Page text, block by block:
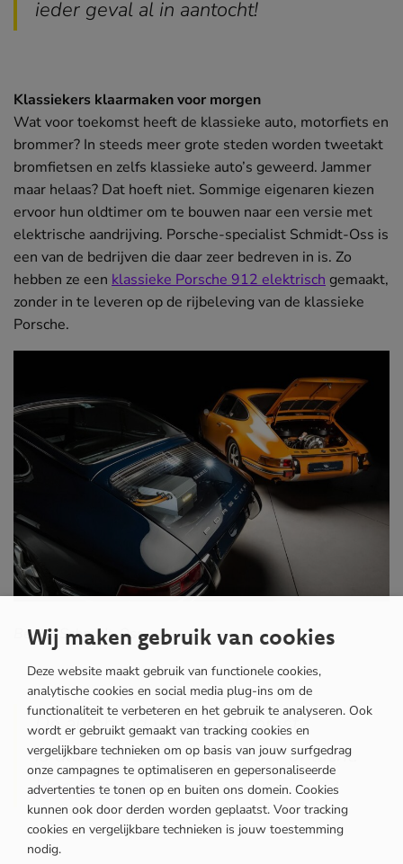
ieder geval al in aantocht!
Klassiekers klaarmaken voor morgen
Wat voor toekomst heeft de klassieke auto, motorfiets en
brommer? In steeds meer grote steden worden tweetakt
bromfietsen en zelfs klassieke auto’s geweerd. Jammer
maar helaas? Dat hoeft niet. Sommige eigenaren kiezen
ervoor hun oldtimer om te bouwen naar een versie met
elektrische aandrijving. Porsche-specialist Schmidt-Oss is
een van de bedrijven die daar zeer bedreven in is. Zo
hebben ze een klassieke Porsche 912 elektrisch (opent
in
venster)
gemaakt,
zonder in te leveren op de rijbeleving van de klassieke
Porsche.
Beeld: Schmidt-Oss
De autoband van de toekomst
is ultra stil en zonder rubber of lucht.
Hoe werkt dat?(opent
in
Wij maken gebruik van cookies
Deze website maakt gebruik van functionele cookies,
analytische cookies en social media plug-ins om de
functionaliteit te verbeteren en het gebruik te analyseren. Ook
wordt er gebruikt gemaakt van tracking cookies en
vergelijkbare technieken om op basis van jouw surfgedrag
onze campagnes te optimaliseren en gepersonaliseerde
advertenties te tonen op en buiten ons domein. Cookies
kunnen ook door derden worden geplaatst. Voor tracking
cookies en vergelijkbare technieken is jouw toestemming
nodig.